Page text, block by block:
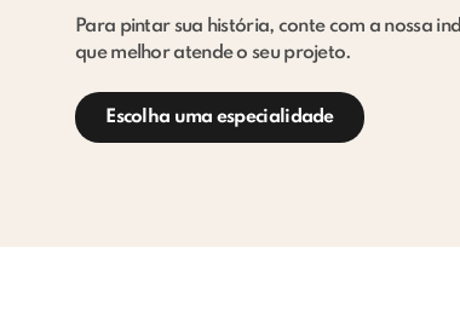
Para pintar sua história, conte com a nossa
que melhor atende o seu projeto.
Escolha uma especialidade
massa acrilica
8º tinta piso